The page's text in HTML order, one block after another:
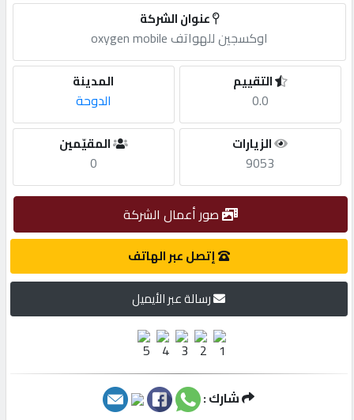
مطلوب
طلب
الاحصائيات
مميزة
إبحث
عنوان الشركة
اوكسجين للهواتف oxygen mobile
المدينة
الدوحة
التقييم
0.0
المقيّمين
0
الزيارات
9053
صور أعمال الشركة
إتصل عبر الهاتف
رسالة عبر الأيميل
شارك :